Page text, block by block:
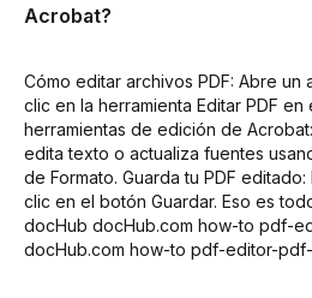
Acrobat?
Cómo editar archivos PDF: Abre un
clic en la herramienta Editar PDF
herramientas de edición de
edita texto o actualiza fuentes
de Formato. Guarda tu PDF
clic en el botón Guardar. Eso es
docHub docHub.com how-to pdf-
docHub.com how-to pdf-editor-